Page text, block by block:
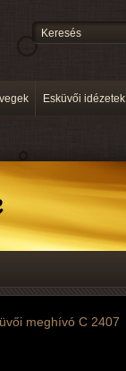
Esküvői idézetek
meghívó C 2407